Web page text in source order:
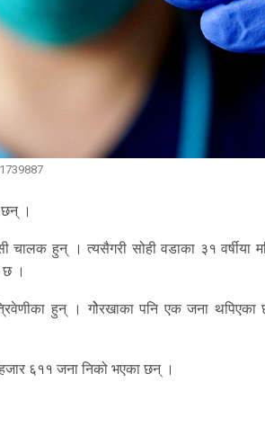
छन् ।
हुन् । त्यसैगरी सोही वडाका ३१ वर्षीया
छ ।
हुन् । गोेरखाका पनि एक जना
६११ जना निको भएका छन् ।